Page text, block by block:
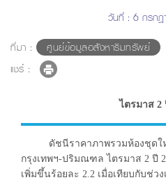
วันที่ : 6 กรก
ที่มา :
ศูนย์ข้อมูลอสังหาริมทรัพย์
แชร์ :
ไตรมาส 2
ดัชนีราคาภาพรวมห้องชุดให
กรุงเทพฯ-ปริมณฑล ไตรมาส 2 ปี
เพิ่มขึ้นร้อยละ 2.2 เมื่อเทียบกับช่ว